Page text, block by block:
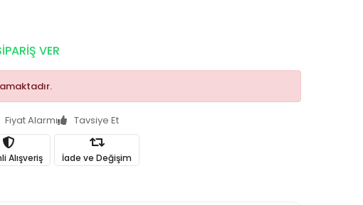
VER
Fiyat Alarmı Tavsiye Et
Alışveriş İade ve Değişim